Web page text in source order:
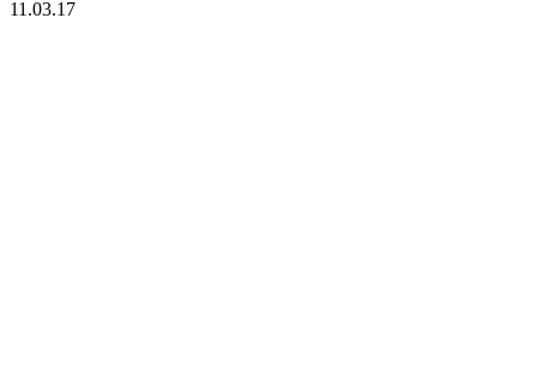
11.03.17